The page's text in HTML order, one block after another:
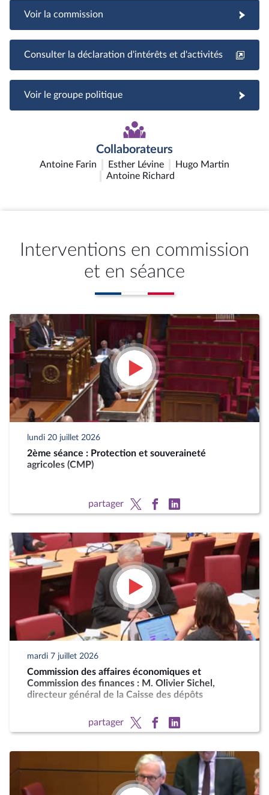
Voir la commission
Consulter la déclaration d'intérêts et d'activités
Voir le groupe politique
Collaborateurs
Antoine Farin Esther Lévine
Hugo Martin
Antoine Richard
Interventions en commission
et en séance
lundi 20 juillet 2026
2ème séance : Protection et souveraineté
agricoles (CMP)
partager
mardi 7 juillet 2026
Commission des affaires économiques et
Commission des finances : M. Olivier Sichel,
directeur général de la Caisse des dépôts
partager